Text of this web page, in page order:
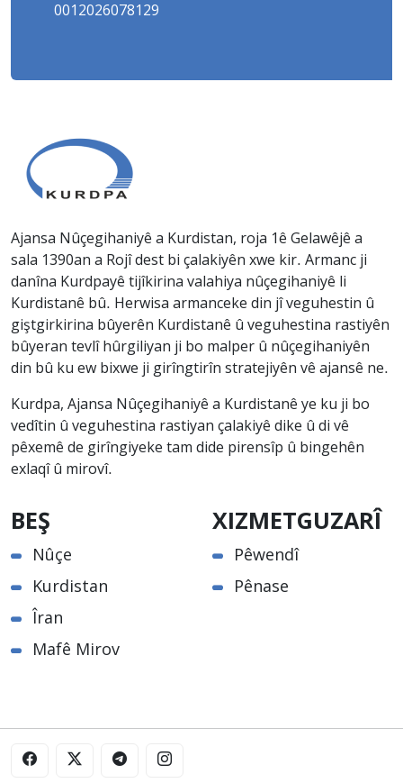
0012026078129
Ajansa Nûçegihaniyê a Kurdistan, roja 1ê Gelawêjê a
sala 1390an a Rojî dest bi çalakiyên xwe kir. Armanc ji
danîna Kurdpayê tijîkirina valahiya nûçegihaniyê li
Kurdistanê bû. Herwisa armanceke din jî veguhestin û
giştgirkirina bûyerên Kurdistanê û veguhestina rastiyên
bûyeran tevlî hûrgiliyan ji bo malper û nûçegihaniyên
din bû ku ew bixwe ji girîngtirîn stratejiyên vê ajansê ne.
Kurdpa, Ajansa Nûçegihaniyê a Kurdistanê ye ku ji bo
vedîtin û veguhestina rastiyan çalakiyê dike û di vê
pêxemê de girîngiyeke tam dide pirensîp û bingehên
exlaqî û mirovî.
BEŞ
Nûçe
Kurdistan
Îran
Mafê Mirov
XIZMETGUZARÎ
Pêwendî
Pênase